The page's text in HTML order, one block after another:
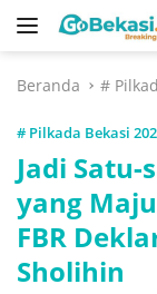
Langsung
Beranda
#
# Pilkada Bekasi
Jadi
yang
FBR
Sholihin